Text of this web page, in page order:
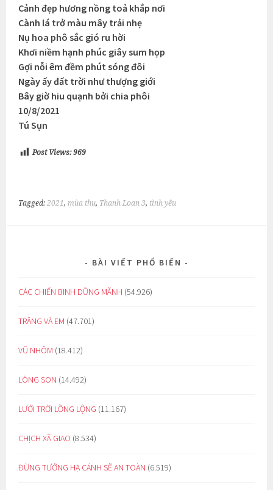
Cảnh đẹp hương nồng toả khắp nơi
Cành lá trở màu mây trải nhẹ
Nụ hoa phô sắc gió ru hời
Khơi niềm hạnh phúc giây sum họp
Gợi nỗi êm đềm phút sóng đôi
Ngày ấy đất trời như thượng giới
Bây giờ hiu quạnh bởi chia phôi
10/8/2021
Tú Sụn
Post Views: 969
Tagged:2021,mùa thu, Thanh Loan 3, tình yêu
BÀI VIẾT PHỔ BIẾN
CÁC CHIẾN BINH DŨNG MÃNH (54.926)
TRĂNG VÀ EM (47.701)
VŨ NHÔM (18.412)
LÒNG SON (14.492)
LƯỚI TRỜI LỒNG LỘNG (11.167)
CHỊCH XÃ GIAO (8.534)
ĐỪNG TƯỞNG HẠ CÁNH SẼ AN TOÀN (6.519)